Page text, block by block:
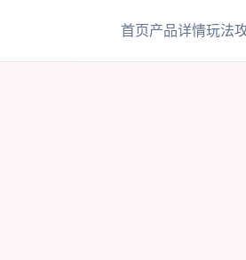
首页产品详情玩法